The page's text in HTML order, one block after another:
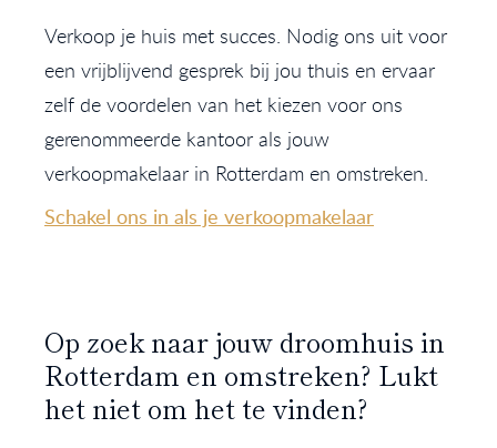
Verkoop je huis met succes. Nodig ons uit voor
een vrijblijvend gesprek bij jou thuis en ervaar
zelf de voordelen van het kiezen voor ons
gerenommeerde kantoor als jouw
verkoopmakelaar in Rotterdam en omstreken.
Schakel ons in als je verkoopmakelaar
Op zoek naar jouw droomhuis in
Rotterdam en omstreken? Lukt
het niet om het te vinden?